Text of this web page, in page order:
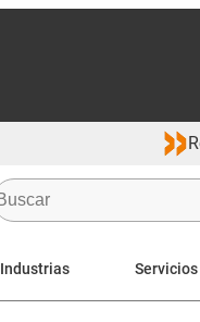
Industrias Servicios